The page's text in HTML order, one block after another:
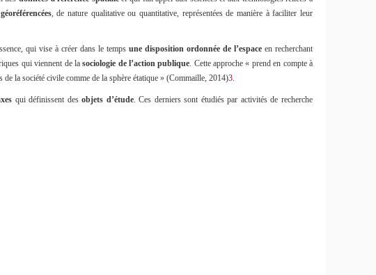
, de nature qualitative ou quantitative, représentées de manière à faciliter leur
qui vise à créer dans le temps une disposition ordonnée de l’espaceen recherchant
qui viennent de lasociologie de l’action publique. Cette approche « prend en compte à
la société civile comme de la sphère étatique » (Commaille, 2014)3.
qui définissent desobjets d’étude. Ces derniers sont étudiés par activités de recherche